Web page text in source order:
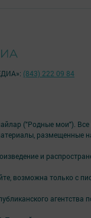
("Родные мои").
размещенные
и
возможна только с
агентства
(843) 222 09 84